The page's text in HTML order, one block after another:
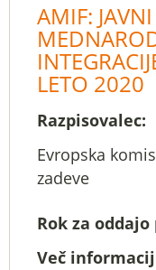
AMIF:
LETO 2020
Razpisovalec:
Evropska
zadeve
Rok za
Več